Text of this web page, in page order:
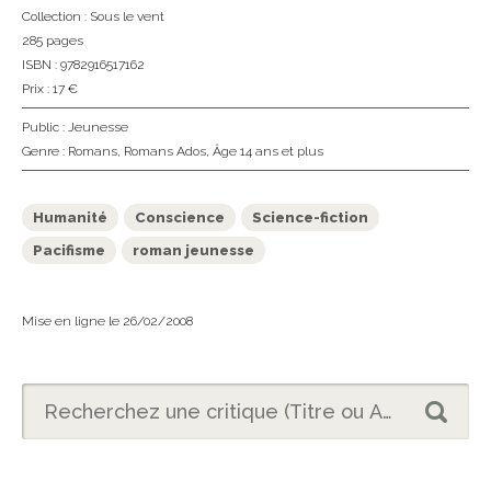
Collection : Sous le vent
285 pages
ISBN : 9782916517162
Prix : 17 €
Public : Jeunesse
Genre : Romans, Romans Ados, Âge 14 ans et plus
Humanité Conscience
Science-fiction
Pacifisme
roman jeunesse
Mise en ligne le 26/02/2008